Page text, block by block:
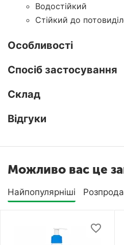
Водостійкий
Стійкий до
Особливості
Спосіб застосування
Склад
Відгуки
Можливо вас це
Найпопулярніші